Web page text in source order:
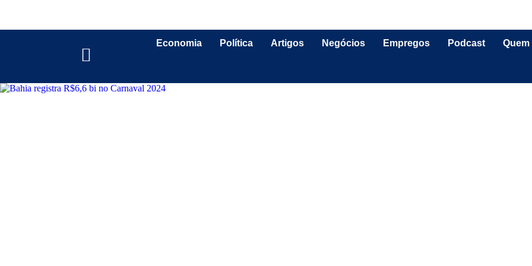
Economia Política Artigos Negócios Empregos Podcast